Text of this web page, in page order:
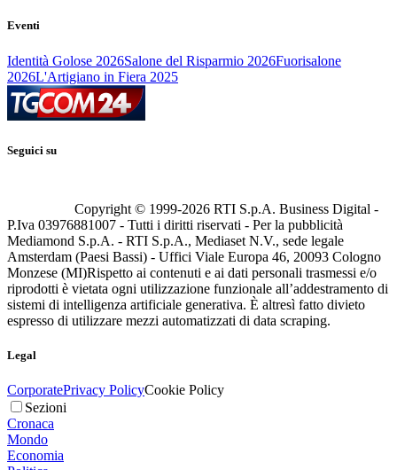
Eventi
Identità Golose 2026Salone del Risparmio 2026Fuorisalone
2026L'Artigiano in Fiera 2025
Seguici su
Copyright © 1999-2026 RTI S.p.A. Business Digital -
P.Iva 03976881007 - Tutti i diritti riservati - Per la pubblicità
Mediamond S.p.A. - RTI S.p.A., Mediaset N.V., sede legale
Amsterdam (Paesi Bassi) - Uffici Viale Europa 46, 20093 Cologno
Monzese (MI)Rispetto ai contenuti e ai dati personali trasmessi e/o
riprodotti è vietata ogni utilizzazione funzionale all’addestramento di
sistemi di intelligenza artificiale generativa. È altresì fatto divieto
espresso di utilizzare mezzi automatizzati di data scraping.
Legal
CorporatePrivacy PolicyCookie Policy
Sezioni
Cronaca
Mondo
Economia